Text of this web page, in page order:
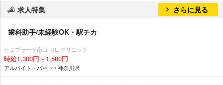
求人特集 さらに見る
歯科助手/未経験OK・駅チカ
たまプラーザ南口 お口クリニック
時給1,300円～1,500円
アルバイト・パート / 神奈川県